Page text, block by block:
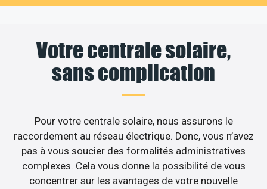
Votre centrale solaire,
sans complication
Pour votre centrale solaire, nous assurons le
raccordement au réseau électrique. Donc, vous n’avez
pas à vous soucier des formalités administratives
complexes. Cela vous donne la possibilité de vous
concentrer sur les avantages de votre nouvelle